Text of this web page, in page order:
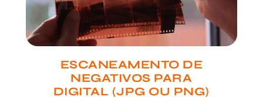
ESCANEAMENTO DE
NEGATIVOS PARA
DIGITAL (JPG OU PNG)